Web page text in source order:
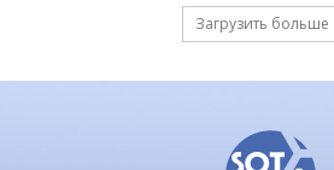
Загрузить больше